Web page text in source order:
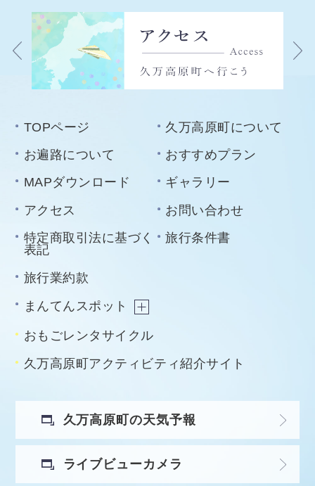
TOPページ
久万高原町について
お遍路について
おすすめプラン
MAPダウンロード
ギャラリー
アクセス
お問い合わせ
特定商取引法に基づく
表記
旅行条件書
旅行業約款
まんてんスポット
おもごレンタサイクル
久万高原町アクティビティ紹介サイト
久万高原町の天気予報
ライブビューカメラ